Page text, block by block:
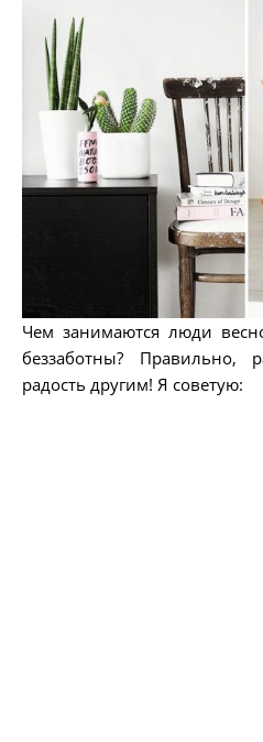
Чем занимаются люди
беззаботны? Правильно,
радость другим! Я советую: